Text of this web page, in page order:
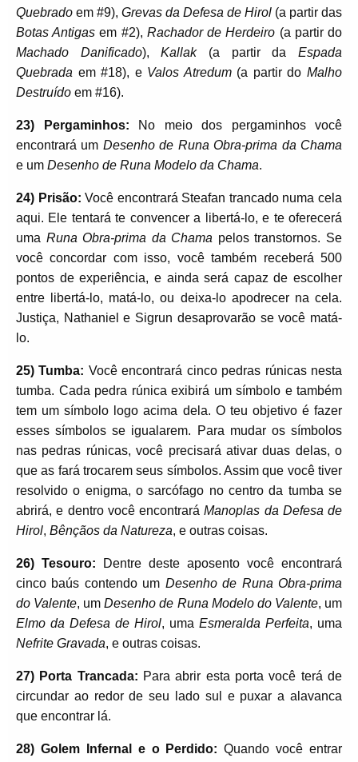
Quebrado em #9), Grevas da Defesa de Hirol (a partir das
Botas Antigas em #2), Rachador de Herdeiro (a partir do
Machado Danificado),Kallak(a partir daEspada
Quebrada em #18), e Valos Atredum (a partir doMalho
Destruído em #16).
23) Pergaminhos: No meio dos pergaminhos você
encontrará um Desenho de Runa Obra-prima da Chama
e um Desenho de Runa Modelo da Chama.
24) Prisão: Você encontrará Steafan trancado numa cela
aqui. Ele tentará te convencer a libertá-lo, e te oferecerá
uma Runa Obra-prima da Chama pelos transtornos. Se
você concordar com isso, você também receberá 500
pontos de experiência, e ainda será capaz de escolher
entre libertá-lo, matá-lo, ou deixa-lo apodrecer na cela.
Justiça, Nathaniel e Sigrun desaprovarão se você matá-
lo.
25) Tumba: Você encontrará cinco pedras rúnicas nesta
tumba. Cada pedra rúnica exibirá um símbolo e também
tem um símbolo logo acima dela. O teu objetivo é fazer
esses símbolos se igualarem. Para mudar os símbolos
nas pedras rúnicas, você precisará ativar duas delas, o
que as fará trocarem seus símbolos. Assim que você tiver
resolvido o enigma, o sarcófago no centro da tumba se
abrirá, e dentro você encontraráManoplas da Defesa de
Hirol, Bênçãos da Natureza, e outras coisas.
26) Tesouro: Dentre deste aposento você encontrará
cinco baús contendo um Desenho de Runa Obra-prima
do Valente, umDesenho de Runa Modelo do Valente, um
Elmo da Defesa de Hirol, uma Esmeralda Perfeita, uma
Nefrite Gravada, e outras coisas.
27) Porta Trancada: Para abrir esta porta você terá de
circundar ao redor de seu lado sul e puxar a alavanca
que encontrar lá.
28) Golem Infernal e o Perdido: Quando você entrar